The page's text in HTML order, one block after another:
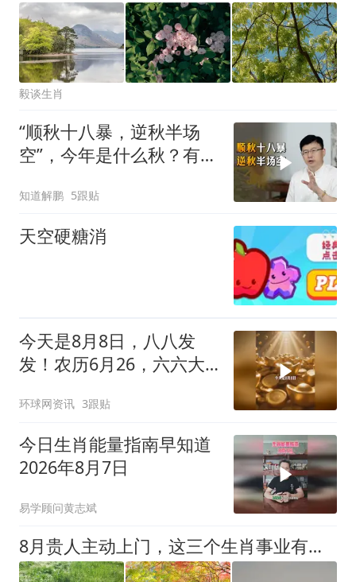
毅谈生肖
“顺秋十八暴，逆秋半场
空”，今年是什么秋？有何
知道解鹏 5跟贴
天空硬糖消
今天是8月8日，八八发
发！农历6月26，六六大
爷安排的招财日。你的财
运会一路发，好事连连
发，根本停不下来！
环球网资讯 3跟贴
今日生肖能量指南早知道
2026年8月7日
易学顾问黄志斌
8月贵人主动上门，这三个生肖事业有人托举，如鱼得水不富都难